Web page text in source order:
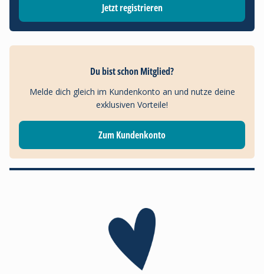
Jetzt registrieren
Du bist schon Mitglied?
Melde dich gleich im Kundenkonto an und nutze deine
exklusiven Vorteile!
Zum Kundenkonto